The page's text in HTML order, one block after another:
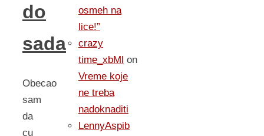
do
sada
Obecao
sam
da
cu
osmeh na
lice!”
crazy
time_xbMl on
Vreme koje
ne treba
nadoknaditi
LennyAspib